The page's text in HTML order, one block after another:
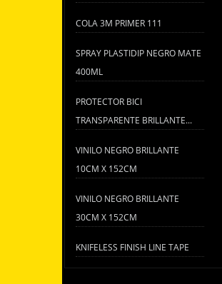
COLA 3M PRIMER 111
SPRAY PLASTIDIP NEGRO MATE
400ML
PROTECTOR BICI
TRANSPARENTE BRILLANTE...
VINILO NEGRO BRILLANTE
10CM X 152CM
VINILO NEGRO BRILLANTE
30CM X 152CM
KNIFELESS FINISH LINE TAPE